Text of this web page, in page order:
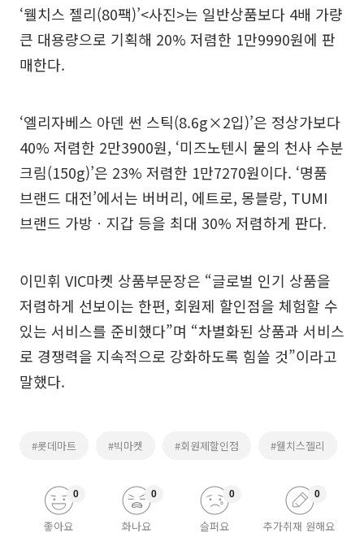
‘웰치스 젤리(80팩)’<사진>는 일반상품보다 4배 가량
큰 대용량으로 기획해 20% 저렴한 1만9990원에 판
매한다.
‘엘리자베스 아덴 썬 스틱(8.6g×2입)’은 정상가보다
40% 저렴한 2만3900원, ‘미즈노텐시 물의 천사 수분
크림(150g)’은 23% 저렴한 1만7270원이다. ‘명품
브랜드 대전’에서는 버버리, 에트로, 몽블랑, TUMI
브랜드 가방ㆍ지갑 등을 최대 30% 저렴하게 판다.
이민휘 VIC마켓 상품부문장은 “글로벌 인기 상품을
저렴하게 선보이는 한편, 회원제 할인점을 체험할 수
있는 서비스를 준비했다”며 “차별화된 상품과 서비스
로 경쟁력을 지속적으로 강화하도록 힘쓸 것”이라고
말했다.
#롯데마트 #빅마켓 #회원제할인점 #웰치스젤리
좋아요
0
화나요
0
슬퍼요
0
추가취재 원해요
0